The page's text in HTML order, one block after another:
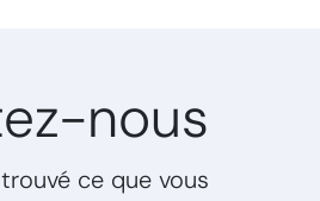
nous
ce que vous